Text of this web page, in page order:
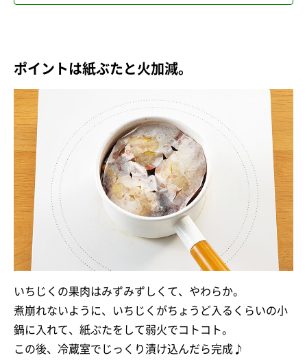
ポイントは紙ぶたと火加減。
いちじくの果肉はみずみずしくて、やわらか。
煮崩れないように、いちじくがちょうど入るくらいの小
鍋に入れて、紙ぶたをして弱火でコトコト。
この後、冷蔵室でじっくり漬け込んだら完成♪